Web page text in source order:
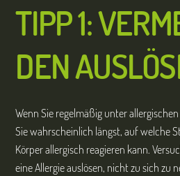
TIPP 1:
DEN
Wenn Sie regelmäßig unter
Sie wahrscheinlich längst, auf welche
Körper allergisch reagieren kann.
eine Allergie auslösen, nicht zu sich zu